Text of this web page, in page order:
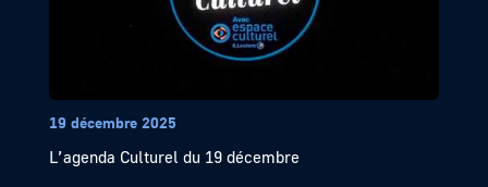
19 décembre 2025
L’agenda Culturel du 19 décembre